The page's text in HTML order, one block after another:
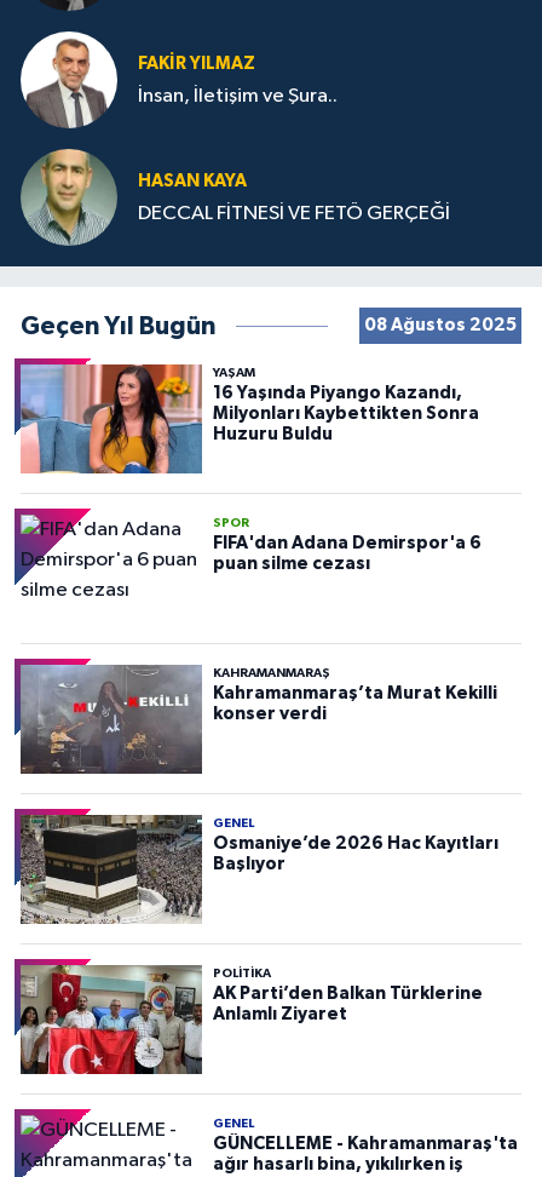
FAKIR YILMAZ
İnsan, İletişim ve Şura..
HASAN KAYA
DECCAL FİTNESİ VE FETÖ GERÇEĞİ
Geçen Yıl Bugün 08 Ağustos 2025
YAŞAM
16 Yaşında Piyango Kazandı,
Milyonları Kaybettikten Sonra
Huzuru Buldu
SPOR
FIFA'dan Adana Demirspor'a 6
puan silme cezası
KAHRAMANMARAŞ
Kahramanmaraş’ta Murat Kekilli
konser verdi
GENEL
Osmaniye’de 2026 Hac Kayıtları
Başlıyor
POLITIKA
AK Parti’den Balkan Türklerine
Anlamlı Ziyaret
GENEL
GÜNCELLEME - Kahramanmaraş'ta
ağır hasarlı bina, yıkılırken iş